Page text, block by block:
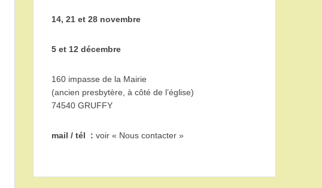
14, 21 et 28 novembre
5 et 12 décembre
160 impasse de la Mairie
(ancien presbytère, à côté de l’église)
74540 GRUFFY
mail / tél : voir « Nous contacter »